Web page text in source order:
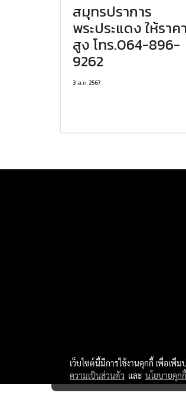
สมุทรปราการ
พระประแดง ให้ราคา
สูง โทร.064-896-
9262
3 ส.ค. 2567
เว็บไซต์นี้มีการใช้งานคุกกี้ เพื่อเพิ่
ความเป็นส่วนตัว และ นโยบายคุกกี้